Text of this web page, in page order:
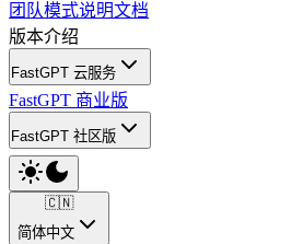
团队模式说明文档
版本介绍
FastGPT 云服务
FastGPT 商业版
FastGPT 社区版
🇨🇳
简体中文